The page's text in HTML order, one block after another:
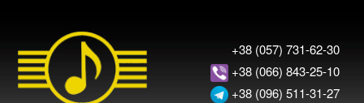
+38 (057) 731-62-30
+38 (066) 843-25-10
+38 (096) 511-31-27